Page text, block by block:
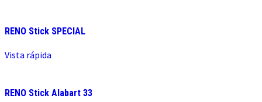
RENO Stick SPECIAL
Vista rápida
RENO Stick Alabart 33